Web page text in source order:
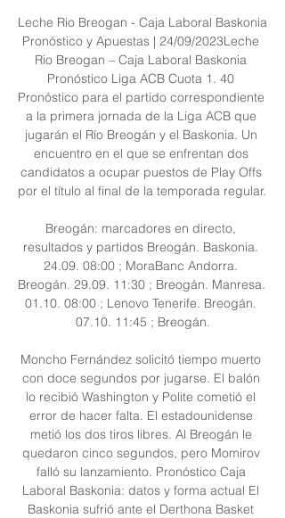
Leche Rio Breogan - Caja Laboral Baskonia
Pronóstico y Apuestas | 24/09/2023Leche
Rio Breogan – Caja Laboral Baskonia
Pronóstico Liga ACB Cuota 1. 40
Pronóstico para el partido correspondiente
a la primera jornada de la Liga ACB que
jugarán el Río Breogán y el Baskonia. Un
encuentro en el que se enfrentan dos
candidatos a ocupar puestos de Play Offs
por el título al final de la temporada regular.
Breogán: marcadores en directo,
resultados y partidos Breogán. Baskonia.
24.09. 08:00 ; MoraBanc Andorra.
Breogán. 29.09. 11:30 ; Breogán. Manresa.
01.10. 08:00 ; Lenovo Tenerife. Breogán.
07.10. 11:45 ; Breogán.
Moncho Fernández solicitó tiempo muerto
con doce segundos por jugarse. El balón
lo recibió Washington y Polite cometió el
error de hacer falta. El estadounidense
metió los dos tiros libres. Al Breogán le
quedaron cinco segundos, pero Momirov
falló su lanzamiento. Pronóstico Caja
Laboral Baskonia: datos y forma actual El
Baskonia sufrió ante el Derthona Basket